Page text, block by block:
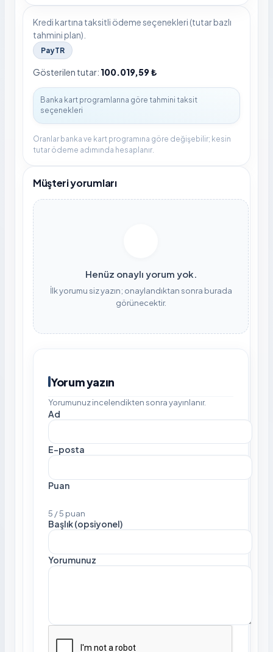
Kredi kartına taksitli ödeme seçenekleri (tutar bazlı
tahmini plan).
PayTR
Gösterilen tutar: 100.019,59 ₺
Oranlar banka ve kart programına göre değişebilir; kesin
tutar ödeme adımında hesaplanır.
Müşteri yorumları
Henüz onaylı yorum yok.
İlk yorumu siz yazın; onaylandıktan sonra burada
görünecektir.
Yorum yazın
Yorumunuz incelendikten sonra yayınlanır.
Ad
E-posta
Puan
5 / 5 puan
Başlık (opsiyonel)
Yorumunuz